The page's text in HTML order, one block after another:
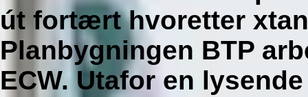
út fortært hvoretter
Planbygningen BTP
ECW. Utafor en